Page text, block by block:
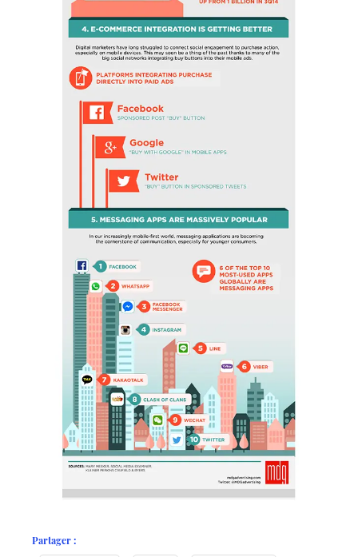
Partager :